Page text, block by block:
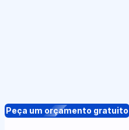
Peça um orçamento gratuito